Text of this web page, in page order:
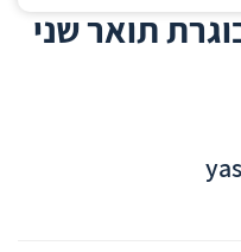
תואר שני